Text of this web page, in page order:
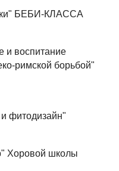
БЕБИ-КЛАССА
и воспитание
римской борьбой"
фитодизайн"
Хоровой школы